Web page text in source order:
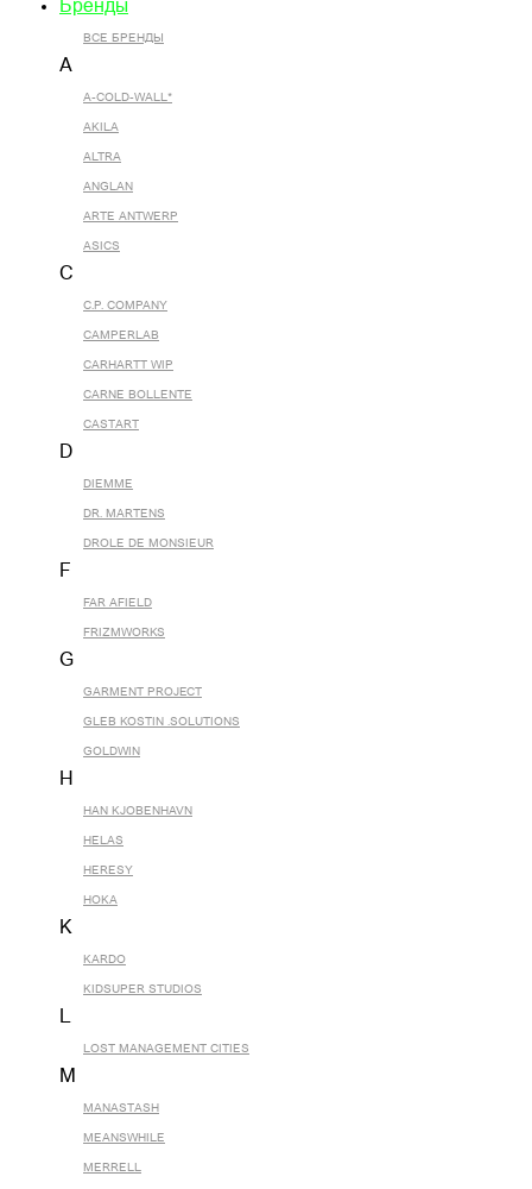
Бренды
ВСЕ БРЕНДЫ
A
A-COLD-WALL*
AKILA
ALTRA
ANGLAN
ARTE ANTWERP
ASICS
C
C.P. COMPANY
CAMPERLAB
CARHARTT WIP
CARNE BOLLENTE
CASTART
D
DIEMME
DR. MARTENS
DROLE DE MONSIEUR
F
FAR AFIELD
FRIZMWORKS
G
GARMENT PROJECT
GLEB KOSTIN .SOLUTIONS
GOLDWIN
H
HAN KJOBENHAVN
HELAS
HERESY
HOKA
K
KARDO
KIDSUPER STUDIOS
L
LOST MANAGEMENT CITIES
M
MANASTASH
MEANSWHILE
MERRELL